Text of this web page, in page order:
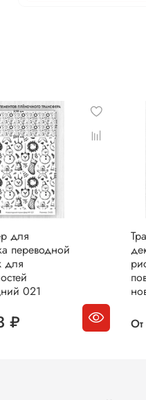
для
переводной
для
021
₽ От